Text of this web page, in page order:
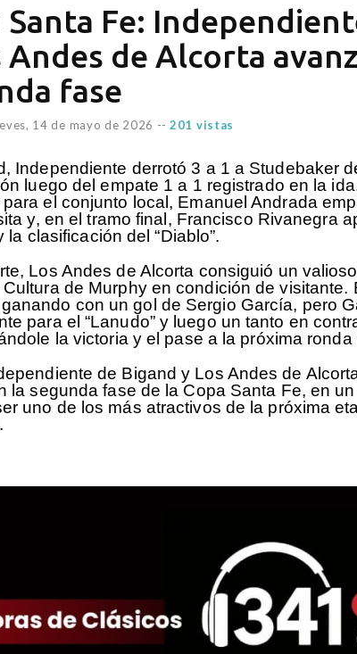
Santa Fe:
Andes de Alcorta
fase
14 de mayo de 2026 -- 201 vistas
Independiente derrotó 3 a 1 a Studebaker
luego del empate 1 a 1 registrado en la
el conjunto local, Emanuel Andrada
y, en el tramo final, Francisco Rivanegra
la clasificación del “Diablo”.
Los Andes de Alcorta consiguió un
de Murphy en condición de visitante.
con un gol de Sergio García, pero
para el “Lanudo” y luego un tanto en
la victoria y el pase a la próxima
de Bigand y Los Andes de
la segunda fase de la Copa Santa Fe, en
uno de los más atractivos de la próxima